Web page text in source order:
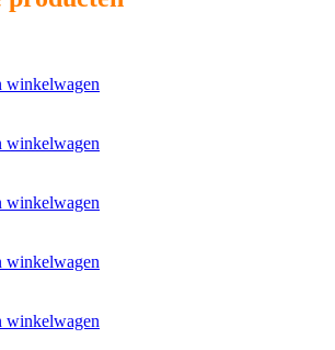
winkelwagen
winkelwagen
winkelwagen
winkelwagen
winkelwagen